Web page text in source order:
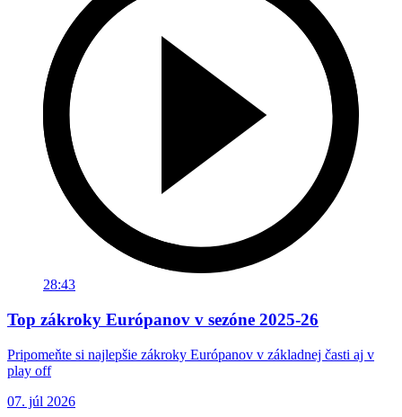
28:43
Top zákroky Európanov v sezóne 2025-26
Pripomeňte si najlepšie zákroky Európanov v základnej časti aj v
play off
07. júl 2026